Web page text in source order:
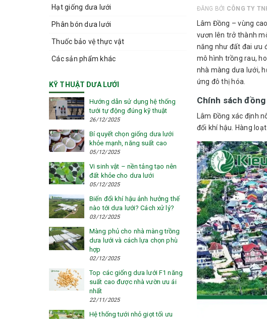
ĐĂNG BỞI CÔNG TY
Lâm Đồng – vùng
vươn lên trở thành
năng như đất đai ưu
mô hình trồng rau,
nhà màng dưa lưới,
ứng đô thị hóa.
Chính sách
Lâm Đồng xác định
đổi khí hậu. Hàng
Hạt giống dưa lưới
Phân bón dưa lưới
Thuốc bảo vệ thực vật
Các sản phẩm khác
KỸ THUẬT DƯA LƯỚI
Hướng dẫn sử dụng hệ thống
tưới tự động đúng kỹ thuật
26/12/2025
Bí quyết chọn giống dưa lưới
khỏe mạnh, năng suất cao
05/12/2025
Vi sinh vật – nền tảng tạo nên
đất khỏe cho dưa lưới
05/12/2025
Biến đổi khí hậu ảnh hưởng thế
nào tới dưa lưới? Cách xử lý?
03/12/2025
Màng phủ cho nhà màng trồng
dưa lưới và cách lựa chọn phù
hợp
02/12/2025
Top các giống dưa lưới F1 năng
suất cao được nhà vườn ưu ái
nhất
22/11/2025
Hệ thống tưới nhỏ giọt tối ưu